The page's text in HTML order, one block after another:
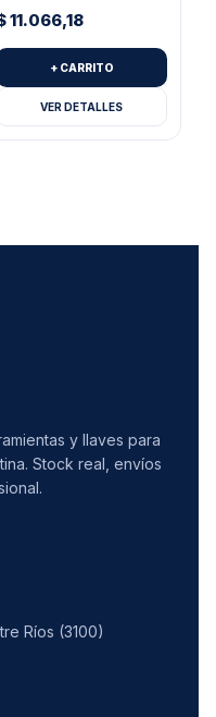
11.066,18
+ CARRITO
VER DETALLES
y llaves para
Stock real, envíos
Ríos (3100)